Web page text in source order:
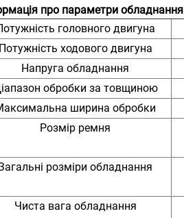
про параметри обладнання
головного двигуна
ходового двигуна
Напруга обладнання
обробки за товщиною
ширина обробки
Розмір ремня
розміри обладнання
Чиста вага обладнання